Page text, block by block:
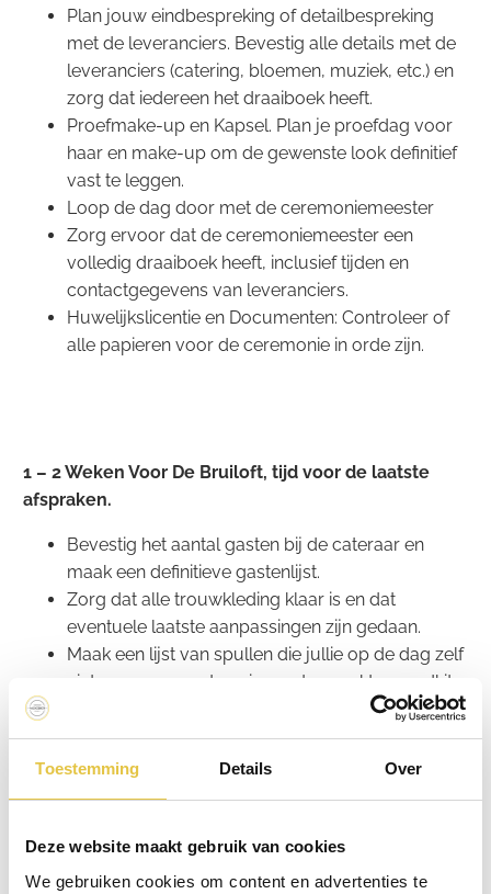
Toestemming Details Over
Deze website maakt gebruik van cookies
We gebruiken cookies om content en advertenties te
Plan jouw eindbespreking of detailbespreking
met de leveranciers. Bevestig alle details met de
leveranciers (catering, bloemen, muziek, etc.) en
zorg dat iedereen het draaiboek heeft.
Proefmake-up en Kapsel. Plan je proefdag voor
haar en make-up om de gewenste look definitief
vast te leggen.
Loop de dag door met de ceremoniemeester
Zorg ervoor dat de ceremoniemeester een
volledig draaiboek heeft, inclusief tijden en
contactgegevens van leveranciers.
Huwelijkslicentie en Documenten:Controleer of
alle papieren voor de ceremonie in orde zijn.
1 – 2 Weken Voor De Bruiloft, tijd voor de laatste
afspraken.
Bevestig het aantal gasten bij de cateraar en
maak een definitieve gastenlijst.
Zorg dat alle trouwkleding klaar is en dat
eventuele laatste aanpassingen zijn gedaan.
Maak een lijst van spullen die jullie op de dag zelf
niet mogen vergeten: ringen, trouwakte, noodkit,
Ontspan! Neem wat tijd voor jezelf, geniet van
een spa-dag, ga uit eten en zorg ervoor dat